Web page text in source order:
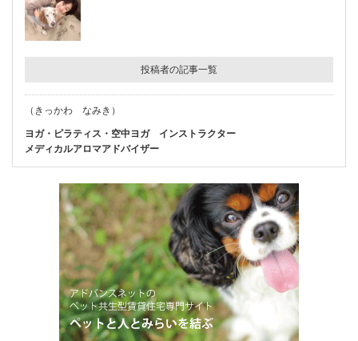
投稿者の記事一覧
（きっかわ なみき）
ヨガ・ピラティス・空中ヨガ インストラクター
メディカルアロマアドバイザー